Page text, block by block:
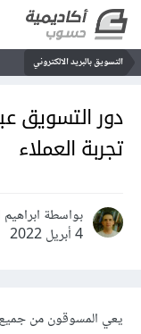
التسويق بالبريد الالكتروني
دور التسويق
تجربة العملاء
بواسطة
4 أبريل 2022
يعي المسوقون من